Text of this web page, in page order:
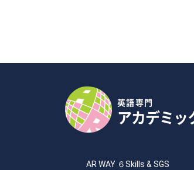
英語専門
アカデミッ
AR WAY ６Skills & SGS